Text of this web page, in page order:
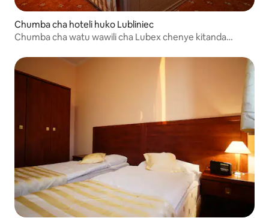
Chumba cha hoteli huko Lubliniec
Chumba cha watu wawili cha Lubex chenye kitanda